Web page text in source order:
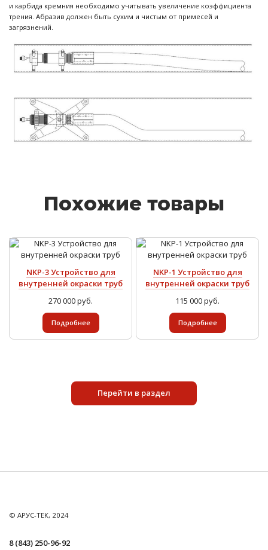
и карбида кремния необходимо учитывать увеличение коэффициента
трения. Абразив должен быть сухим и чистым от примесей и
загрязнений.
Похожие товары
NKP-3 Устройство для
внутренней окраски труб
270 000 руб.
Подробнее
NKP-1 Устройство для
внутренней окраски труб
115 000 руб.
Подробнее
Перейти в раздел
© АРУС-ТЕК, 2024
8 (843) 250-96-92